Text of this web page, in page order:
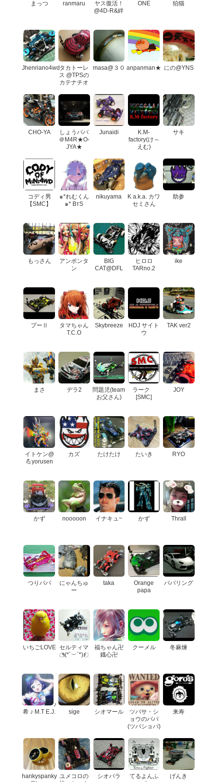
まっつ ranmaru
ヤス復活！
@4D-R&絆
ONE 狛猫
Jhenriano4wdタカトーレ
ス @TPSの
カテナチオ
masa@３０ anpanman★ にの@YNS
CHO-YA
しょうパパ
＠M4R★O-
JYA★
Junaidi
K.M-
factory(け～
えむ)
サキ
コディ男
【SMC】
๑*れむくん
๑* BтS
nikuyama
K a.k.a. カワ
セミさん
助参
もっさん
アンポンタ
ン
BIG
CAT@DFL
ヒロロ
TARno.2
ike
プーⅡ
タマちゃん
T.C.O
Skybreeze
HDJ サイト
ウ
TAK ver2
まさ デラ2
問題児(team
お父さん)
ラーク
[SMC]
JOY
イトケン@
💪yorusen
カズ たけたけ たいき RYO
かず nooooon イナキュ~ かず Thrall
つりパパ
にゃんちゅ
ー
taka
Orange
papa
パパリング
いちごLOVE セルティマ
҉٩(*´︶`*)۶҉
福ちゃん卍
鐡心卍
クーメル 冬麻煉
♪
希 ♪ M.T E.J.
sige シオマール
ツバサ・シ
ョウのパパ
(ツバショパ)
来寿
hankyspanky ユメコロの
シオバラ
てるよんふ
げんき